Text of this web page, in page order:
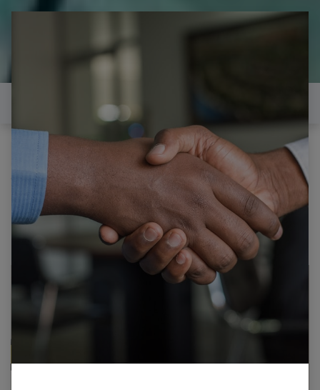
il est temps de
réparer...Electronique 66 est
heureux de vous aider
Tous les produits
SONY KDL37P300 CARTE ALIMENTATION 1-874-
219-14